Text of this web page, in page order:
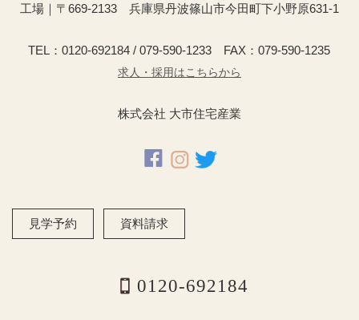
工場｜〒669-2133 兵庫県丹波篠山市今田町下小野原631-1
TEL：0120-692184 / 079-590-1233 FAX：079-590-1235
求人・採用はこちらから
株式会社 大市住宅産業
見学予約 資料請求
0120-692184